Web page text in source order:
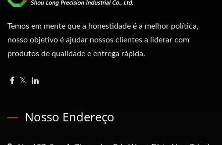
Temos em mente que a honestidade é a melhor política,
nosso objetivo é ajudar nossos clientes a liderar com
produtos de qualidade e entrega rápida.
Nosso Endereço